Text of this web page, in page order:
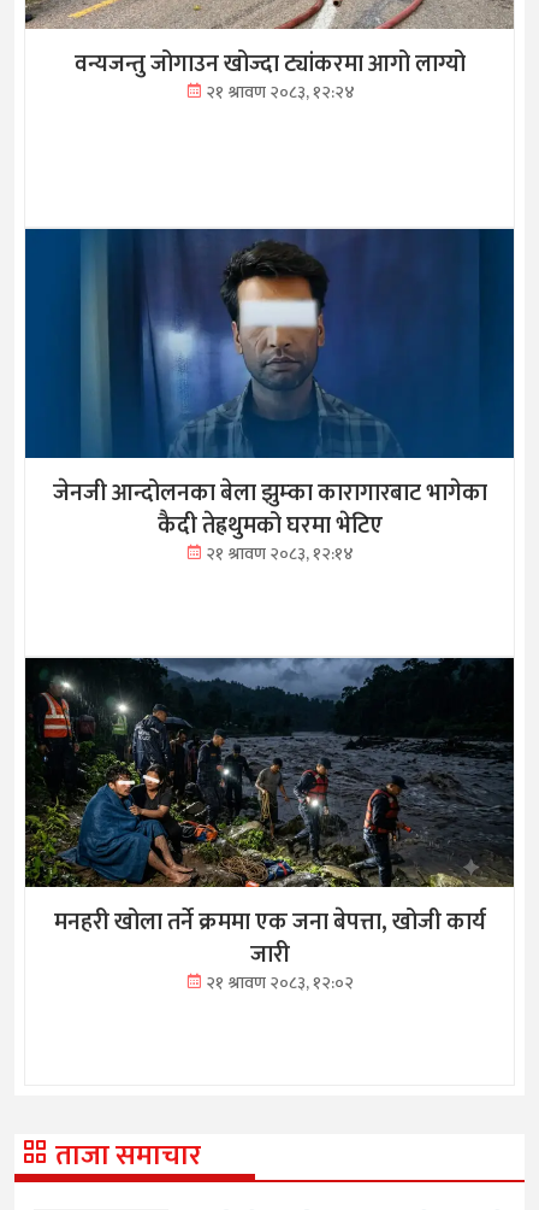
वन्यजन्तु जोगाउन खोज्दा ट्यांकरमा आगो लाग्यो
२१ श्रावण २०८३, १२:२४
जेनजी आन्दोलनका बेला झुम्का कारागारबाट भागेका
कैदी तेह्रथुमको घरमा भेटिए
२१ श्रावण २०८३, १२:१४
मनहरी खोला तर्ने क्रममा एक जना बेपत्ता, खोजी कार्य
जारी
२१ श्रावण २०८३, १२:०२
ताजा समाचार